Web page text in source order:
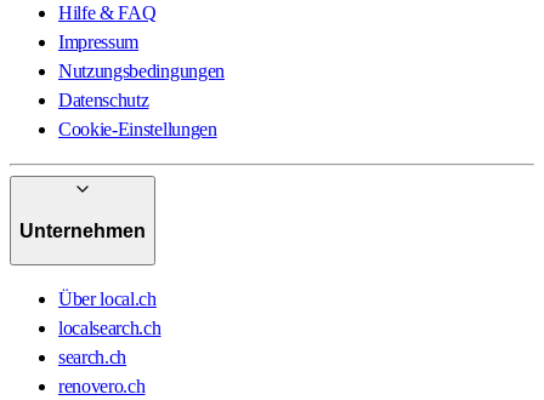
Hilfe & FAQ
Impressum
Nutzungsbedingungen
Datenschutz
Cookie-Einstellungen
Unternehmen
Über local.ch
localsearch.ch
search.ch
renovero.ch